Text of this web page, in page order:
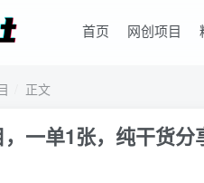
首页 网创项目
正文
一单1张，纯干货